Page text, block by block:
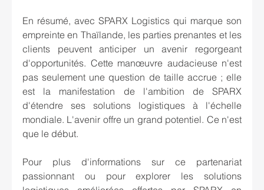
En résumé, avec SPARX Logistics qui marque son
empreinte en Thaïlande, les parties prenantes et les
clients peuvent anticiper un avenir regorgeant
d'opportunités. Cette manœuvre audacieuse n'est
pas seulement une question de taille accrue ; elle
est la manifestation de l'ambition de SPARX
d'étendre ses solutions logistiques à l'échelle
mondiale. L'avenir offre un grand potentiel. Ce n'est
que le début.
Pour plus d'informations sur ce partenariat
passionnant ou pour explorer les solutions